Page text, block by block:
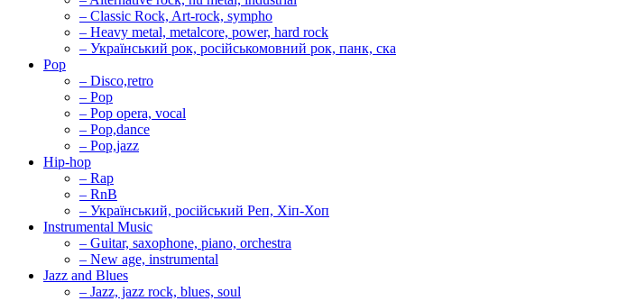
– Classic Rock, Art-rock, sympho
– Heavy metal, metalcore, power, hard rock
– Український рок, російськомовний рок, панк, ска
Pop
– Disco,retro
– Pop
– Pop opera, vocal
– Pop,dance
– Pop,jazz
Hip-hop
– Rap
– RnB
– Український, російський Реп, Хіп-Хоп
Instrumental Music
– Guitar, saxophone, piano, orchestra
– New age, instrumental
Jazz and Blues
– Jazz, jazz rock, blues, soul